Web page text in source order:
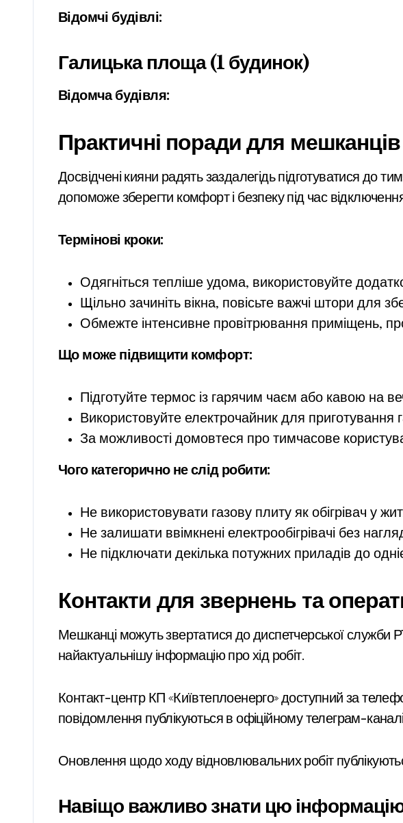
Відомчі будівлі:
Галицька площа (1 будинок)
Відомча будівля:
Практичні поради для
Досвідчені кияни радять заздалегідь підготуватися до
допоможе зберегти комфорт і безпеку під час
Термінові кроки:
Одягніться тепліше удома, використовуйте
Щільно зачиніть вікна, повісьте важчі штори для
Обмежте інтенсивне провітрювання приміщень,
Що може підвищити комфорт:
Підготуйте термос із гарячим чаєм або кавою на
Використовуйте електрочайник для приготування
За можливості домовтеся про тимчасове
Чого категорично не слід робити:
Не використовувати газову плиту як обігрівач у
Не залишати ввімкнені електрообігрівачі без
Не підключати декілька потужних приладів до
Контакти для звернень та
Мешканці можуть звертатися до диспетчерської
найактуальнішу інформацію про хід робіт.
Контакт-центр КП «Київтеплоенерго» доступний за
повідомлення публікуються в офіційному телеграм-
Оновлення щодо ходу відновлювальних робіт
Навіщо важливо знати цю